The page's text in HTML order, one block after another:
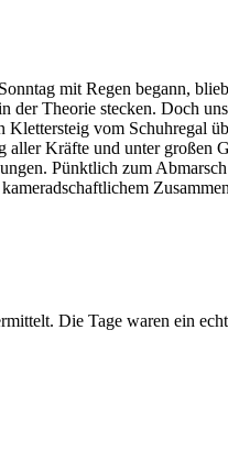
mit Regen begann,
der Theorie stecken. Doch
Klettersteig vom Schuhregal
aller Kräfte und unter großen
Pünktlich zum
Die Tage waren ein